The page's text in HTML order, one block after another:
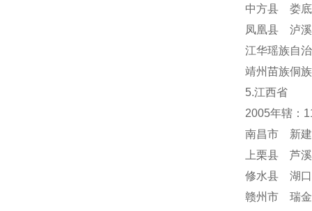
中方县 娄
凤凰县 泸
江华瑶族自
靖州苗族侗
5.江西省
2005年辖：
南昌市 新
上栗县 芦
修水县 湖
赣州市 瑞